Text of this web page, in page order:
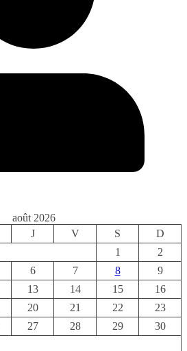
août 2026
J V S
D
1
2
6 7 8
9
13 14 15
16
20 21 22
23
27 28 29
30